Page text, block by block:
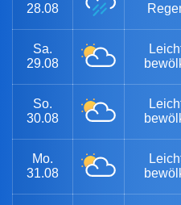
28.08
Sa.
29.08
So.
30.08
Mo.
31.08